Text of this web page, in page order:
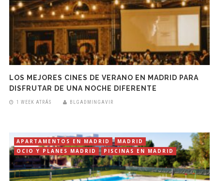
LOS MEJORES CINES DE VERANO EN MADRID PARA
DISFRUTAR DE UNA NOCHE DIFERENTE
1 WEEK ATRÁS BLGADMINGAVIR
APARTAMENTOS EN MADRID
MADRID
OCIO Y PLANES MADRID
PISCINAS EN MADRID